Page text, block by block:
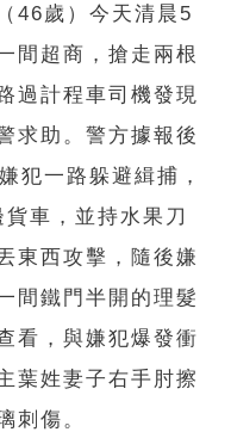
46歲）今天清晨5
間超商，搶走兩根
過計程車司機發現
求助。警方據報後
犯一路躲避緝捕，
車，並持水果刀
東西攻擊，隨後嫌
間鐵門半開的理髮
看，與嫌犯爆發衝
葉姓妻子右手肘擦
刺傷。